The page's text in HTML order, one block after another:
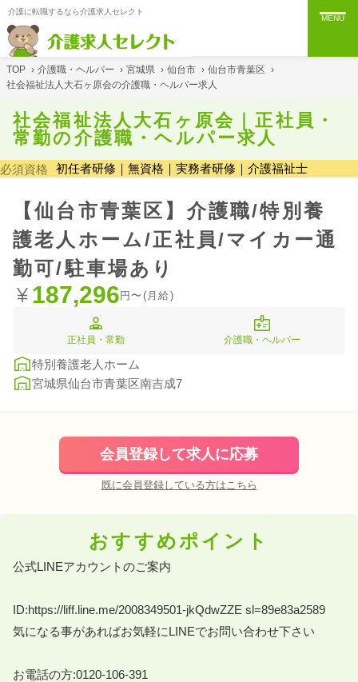
介護に転職するなら介護求人セレクト
MENU
TOP › 介護職・ヘルパー › 宮城県 › 仙台市 › 仙台市青葉区 ›
社会福祉法人大石ヶ原会の介護職・ヘルパー求人
社会福祉法人大石ヶ原会｜正社員・
常勤の介護職・ヘルパー求人
必須資格 初任者研修｜無資格｜実務者研修｜介護福祉士
【仙台市青葉区】介護職/特別養
護老人ホーム/正社員/マイカー通
勤可/駐車場あり
187,296円〜(月給)
正社員・常勤 介護職・ヘルパー
特別養護老人ホーム
宮城県仙台市青葉区南吉成7
会員登録して求人に応募
既に会員登録している方はこちら
おすすめポイント
公式LINEアカウントのご案内
ID:https://liff.line.me/2008349501-jkQdwZZE sl=89e83a2589
気になる事があればお気軽にLINEでお問い合わせ下さい
お電話の方:0120-106-391